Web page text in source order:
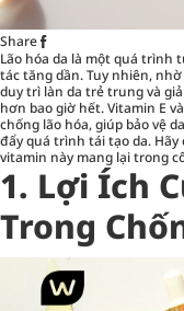
Share
Lão hóa da là một quá trình
tác tăng dần. Tuy nhiên,
duy trì làn da trẻ trung và
hơn bao giờ hết. Vitamin E
chống lão hóa, giúp bảo vệ
đẩy quá trình tái tạo da.
vitamin này mang lại trong
1. Lợi Ích
Trong